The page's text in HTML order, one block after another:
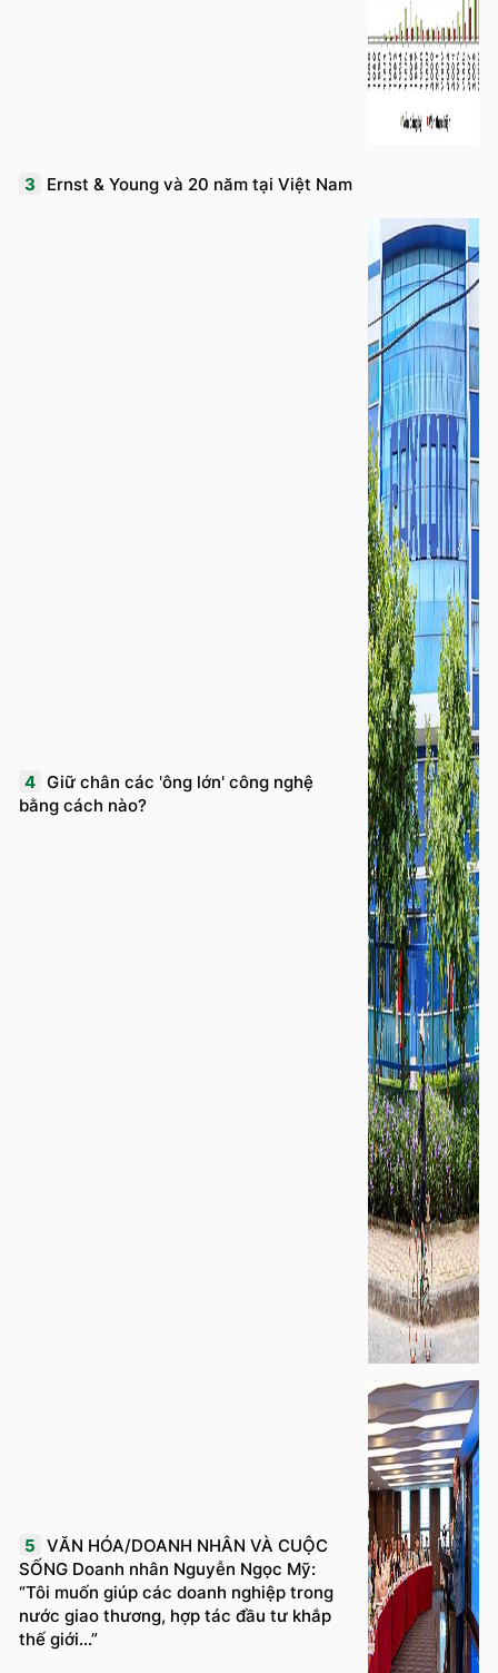
3 Ernst & Young và 20 năm tại Việt Nam
4 Giữ chân các 'ông lớn' công nghệ
bằng cách nào?
5 VĂN HÓA/DOANH NHÂN VÀ CUỘC
SỐNG Doanh nhân Nguyễn Ngọc Mỹ:
“Tôi muốn giúp các doanh nghiệp trong
nước giao thương, hợp tác đầu tư khắp
thế giới...”